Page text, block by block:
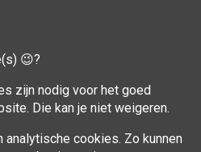
😉?
zijn nodig voor het goed
Die kan je niet weigeren.
analytische cookies. Zo kunnen